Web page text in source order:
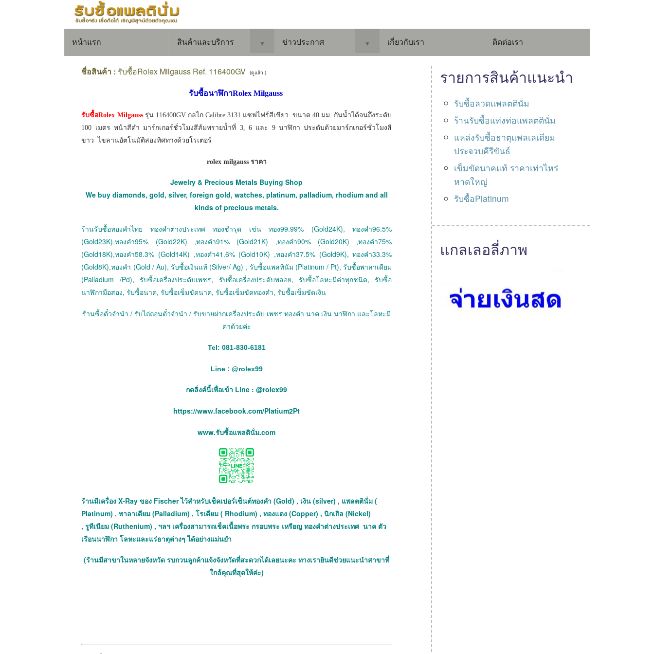
หน้าแรก สินค้าและบริการ ▼ ข่าวประกาศ ▼ เกี่ยวกับเรา ติดต่อเรา
ชื่อสินค้า : รับซื้อRolex Milgauss Ref. 116400GV (ดูแล้ว )
รับซื้อนาฬิกาRolex Milgauss
รับซื้อRolex Milgaussรุ่น 116400GV กลไก Calibre 3131 แซฟไฟร์สีเขียว ขนาด 40 มม. กันน้ำได้จนถึงระดับ
100 เมตร หน้าสีดำ มาร์กเกอร์ชั่วโมงสีส้มพรายน้ำที่ 3, 6 และ 9 นาฬิกา ประดับด้วยมาร์กเกอร์ชั่วโมงสี
ขาว ไขลานอัตโนมัติสองทิศทางด้วยโรเตอร์
rolex milgauss ราคา
Jewelry & Precious Metals Buying Shop
We buy diamonds, gold, silver, foreign gold, watches, platinum, palladium, rhodium and all
kinds of precious metals.
ร้านรับซื้อทองคำไทย ทองคำต่างประเทศ ทองชำรุด เช่น ทอง99.99% (Gold24K), ทองคำ96.5%
(Gold23K),ทองคำ95% (Gold22K) ,ทองคำ91% (Gold21K) ,ทองคำ90% (Gold20K) ,ทองคำ75%
(Gold18K),ทองคำ58.3% (Gold14K) ,ทองคำ41.6% (Gold10K) ,ทองคำ37.5% (Gold9K), ทองคำ33.3%
(Gold8K),ทองคำ (Gold / Au), รับซื้อเงินแท้ (Silver/ Ag) , รับซื้อแพลทินัม (Platinum / Pt), รับซื้อพาลาเดียม
(Palladium /Pd), รับซื้อเครื่องประดับเพชร, รับซื้อเครื่องประดับพลอย, รับซื้อโลหะมีค่าทุกชนิด, รับซื้อ
นาฬิกามือสอง, รับซื้อนาค, รับซื้อเข็มขัดนาค, รับซื้อเข็มขัดทองคำ, รับซื้อเข็มขัดเงิน
ร้านซื้อตั๋วจำนำ / รับไถ่ถอนตั๋วจำนำ / รับขายฝากเครื่องประดับ เพชร ทองคำ นาค เงิน นาฬิกา และโลหะมี
ค่าด้วยค่ะ
Tel: 081-830-6181
Line : @rolex99
กดลิ่งค์นี้เพื่อเข้า Line : @rolex99
https://www.facebook.com/Platium2Pt
www.รับซื้อแพลตินั่ม.com
ร้านมีเครื่อง X-Ray ของ Fischer ไว้สำหรับเช็คเปอร์เซ็นต์ทองคำ (Gold) , เงิน (silver) , แพลตตินั่ม (
Platinum) , พาลาเดียม (Palladium) , โรเดียม ( Rhodium) , ทองแดง (Copper) , นิกเกิล (Nickel)
, รูทีเนียม (Ruthenium) , ฯลฯ เครื่องสามารถเช็คเนื้อพระ กรอบพระ เหรียญ ทองคำต่างประเทศ นาค ตัว
เรือนนาฬิกา โลหะและแร่ธาตุต่างๆ ได้อย่างแม่นยำ
(ร้านมีสาขาในหลายจังหวัด รบกวนลูกค้าแจ้งจังหวัดที่สะดวกได้เลยนะคะ ทางเรายินดีช่วยแนะนำสาขาที่
ใกล้คุณที่สุดให้ค่ะ)
รายการสินค้าแนะนำ
รับซื้อลวดแพลตตินั่ม
ร้านรับซื้อแท่งท่อแพลตตินั่ม
แหล่งรับซื้อธาตุแพลเลเดียม
ประจวบคีรีขันธ์
เข็มขัดนาคแท้ ราคาเท่าไหร่
หาดใหญ่
รับซื้อPlatinum
แกลเลอลี่ภาพ